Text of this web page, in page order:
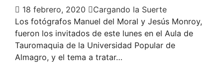
18 febrero, 2020
Cargando la Suerte
Los fotógrafos Manuel del Moral y Jesús Monroy,
fueron los invitados de este lunes en el Aula de
Tauromaquia de la Universidad Popular de
Almagro, y el tema a tratar…